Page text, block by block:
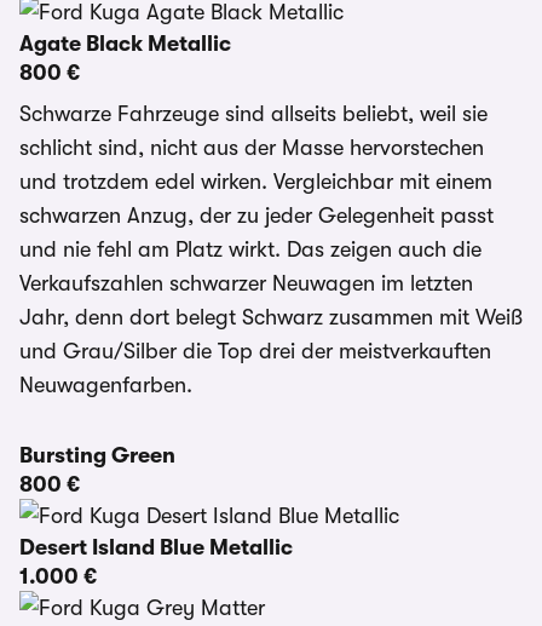
Agate Black Metallic
800 €
Schwarze Fahrzeuge sind allseits beliebt, weil sie
schlicht sind, nicht aus der Masse hervorstechen
und trotzdem edel wirken. Vergleichbar mit einem
schwarzen Anzug, der zu jeder Gelegenheit passt
und nie fehl am Platz wirkt. Das zeigen auch die
Verkaufszahlen schwarzer Neuwagen im letzten
Jahr, denn dort belegt Schwarz zusammen mit Weiß
und Grau/Silber die Top drei der meistverkauften
Neuwagenfarben.
Bursting Green
800 €
Desert Island Blue Metallic
1.000 €